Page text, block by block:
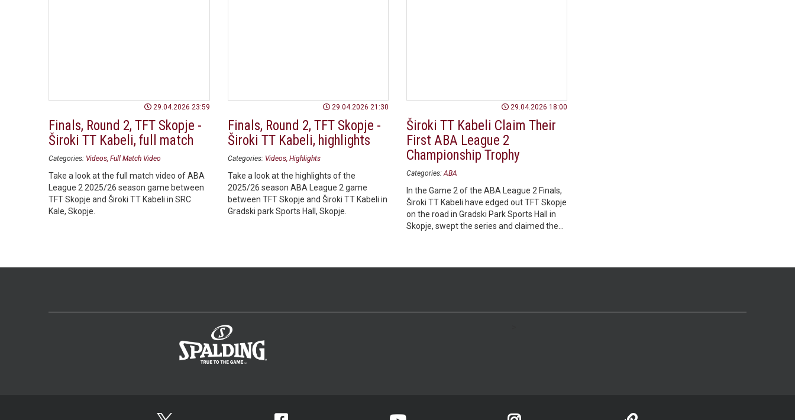
29.04.2026 23:59
Finals, Round 2, TFT Skopje -
Široki TT Kabeli, full match
Categories: Videos Full Match Video
Take a look at the full match video of ABA
League 2 2025/26 season game between
TFT Skopje and Široki TT Kabeli in SRC
Kale, Skopje.
29.04.2026 21:30
Finals, Round 2, TFT Skopje -
Široki TT Kabeli, highlights
Categories: Videos Highlights
Take a look at the highlights of the
2025/26 season ABA League 2 game
between TFT Skopje and Široki TT Kabeli in
Gradski park Sports Hall, Skopje.
29.04.2026 18:00
Široki TT Kabeli Claim Their
First ABA League 2
Championship Trophy
Categories: ABA
In the Game 2 of the ABA League 2 Finals,
Široki TT Kabeli have edged out TFT Skopje
on the road in Gradski Park Sports Hall in
Skopje, swept the series and claimed the